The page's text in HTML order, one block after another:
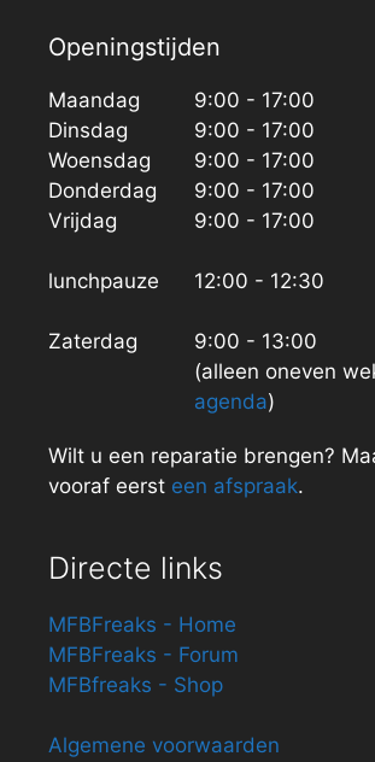
Openingstijden
Maandag
Dinsdag
Woensdag
Donderdag
Vrijdag
lunchpauze
Zaterdag
9:00 - 17:00
9:00 - 17:00
9:00 - 17:00
9:00 - 17:00
9:00 - 17:00
12:00 - 12:30
9:00 - 13:00
(alleen oneven
agenda)
Wilt u een reparatie brengen?
vooraf eerst een afspraak.
Directe links
MFBFreaks - Home
MFBFreaks - Forum
MFBfreaks - Shop
Algemene voorwaarden